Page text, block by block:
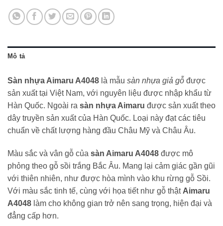
Mô tả
Sàn nhựa Aimaru A4048 là mẫu sàn nhựa giả gỗ được
sản xuất tại Việt Nam, với nguyên liệu được nhập khẩu từ
Hàn Quốc. Ngoài ra sàn nhựa Aimaru được sản xuất theo
dây truyền sản xuất của Hàn Quốc. Loại này đạt các tiêu
chuẩn về chất lượng hàng đầu Châu Mỹ và Châu Âu.
Màu sắc và vân gỗ của sàn Aimaru A4048 được mô
phỏng theo gỗ sồi trắng Bắc Âu. Mang lại cảm giác gần gũi
với thiên nhiên, như được hòa mình vào khu rừng gỗ Sồi.
Với màu sắc tinh tế, cùng với họa tiết như gỗ thật Aimaru
A4048 làm cho không gian trở nên sang trọng, hiện đại và
đẳng cấp hơn.